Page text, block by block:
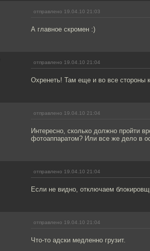
отправлено 19.04.10 21:03
А главное скромен :)
отправлено 19.04.10 21:04
Охренеть! Там еще и во все стороны
отправлено 19.04.10 21:04
Интересно, сколько должно пройти
фотоаппаратом? Или все же дело в
отправлено 19.04.10 21:04
Если не видно, отключаем
отправлено 19.04.10 21:04
Что-то адски медленно грузит.